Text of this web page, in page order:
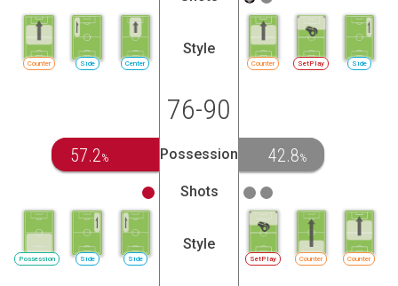
Center
Side
Counter
Style
Counter SetPlay Side
76-90
57.2% Possession 42.8%
Shots
Side
Side
Possession
Style
SetPlay Counter Counter